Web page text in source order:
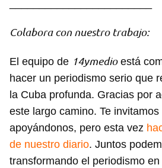
Colabora con nuestro trabajo:
El equipo de 14ymedioestá
hacer un periodismo serio que
la Cuba profunda. Gracias por
este largo camino. Te
apoyándonos, pero esta vez
de nuestro diario. Juntos
transformando el periodismo en